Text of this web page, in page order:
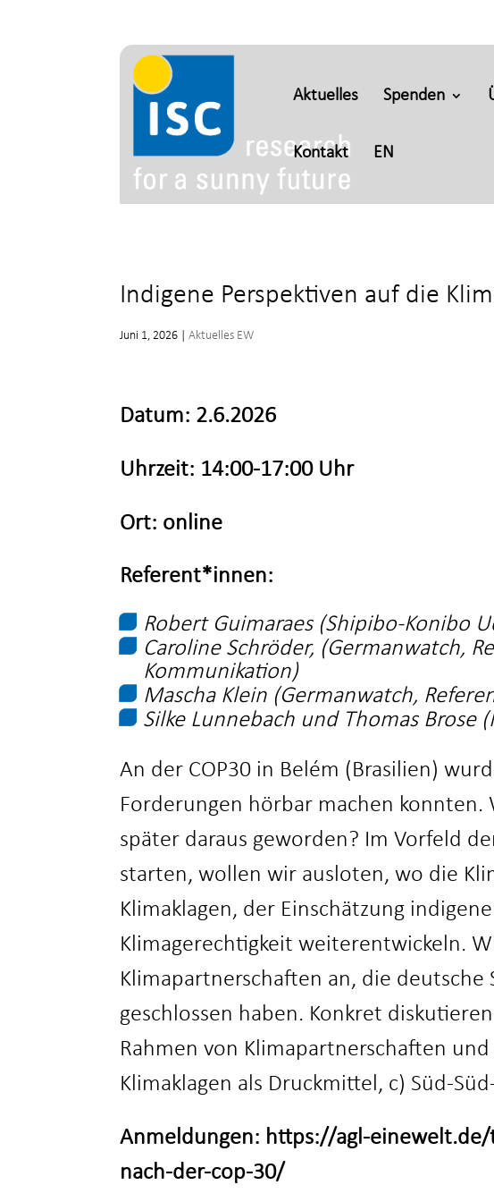
Aktuelles Spenden
Kontakt EN
Indigene Perspektiven auf die
Juni 1, 2026 |Aktuelles EW
Datum: 2.6.2026
Uhrzeit: 14:00-17:00 Uhr
Ort: online
Referent*innen:
Robert Guimaraes (Shipibo-Konibo
Caroline Schröder, (Germanwatch,
Kommunikation)
Mascha Klein (Germanwatch,
Silke Lunnebach und Thomas Brose (
An der COP30 in Belém (Brasilien)
Forderungen hörbar machen konnten.
später daraus geworden? Im Vorfeld
starten, wollen wir ausloten, wo die
Klimaklagen, der Einschätzung
Klimagerechtigkeit weiterentwickeln.
Klimapartnerschaften an, die
geschlossen haben. Konkret
Rahmen von Klimapartnerschaften
Klimaklagen als Druckmittel, c) Süd-
Anmeldungen: https://agl-
nach-der-cop-30/